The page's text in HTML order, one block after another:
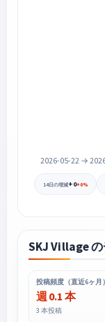
2026-05-22 →
14日の増減+0+0%
SKJ Village
投稿頻度（直近6ヶ月）
週 0.1 本
3 本投稿